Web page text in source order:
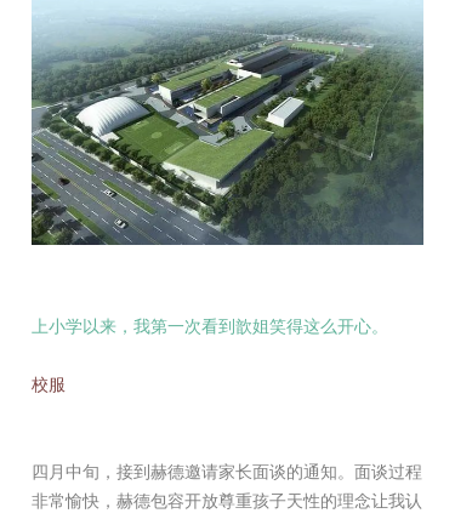
上小学以来，我第一次看到歆姐笑得这么开心。
校服
四月中旬，接到赫德邀请家长面谈的通知。面谈过程
非常愉快，赫德包容开放尊重孩子天性的理念让我认